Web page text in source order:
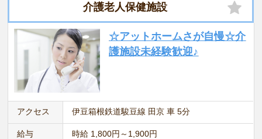
介護老人保健施設
☆アットホームさが自慢☆介
護施設未経験歓迎♪
アクセス 伊豆箱根鉄道駿豆線 田京 車 5分
給与 時給 1,800円～1,900円